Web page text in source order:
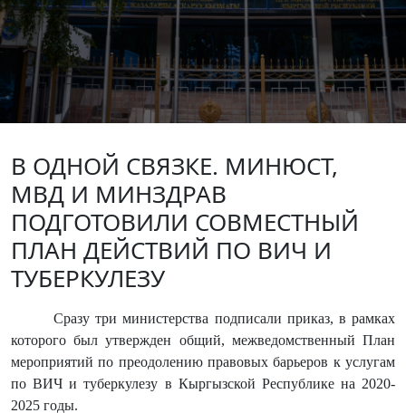
В ОДНОЙ СВЯЗКЕ. МИНЮСТ,
МВД И МИНЗДРАВ
ПОДГОТОВИЛИ СОВМЕСТНЫЙ
ПЛАН ДЕЙСТВИЙ ПО ВИЧ И
ТУБЕРКУЛЕЗУ
Сразу три министерства подписали приказ, в рамках
которого был утвержден общий, межведомственный План
мероприятий по преодолению правовых барьеров к услугам
по ВИЧ и туберкулезу в Кыргызской Республике на 2020-
2025 годы.